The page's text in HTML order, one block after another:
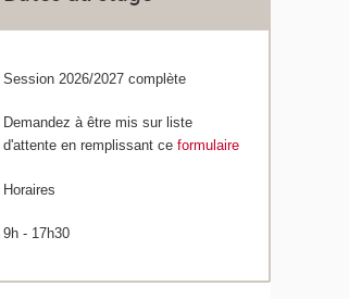
Session 2026/2027 complète
Demandez à être mis sur liste
d'attente en remplissant ceformulaire
Horaires
9h - 17h30